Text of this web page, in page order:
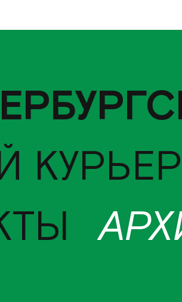
КУРЬЕР